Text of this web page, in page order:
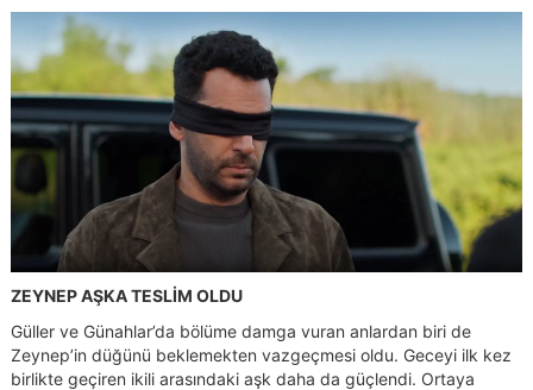
ZEYNEP AŞKA TESLİM OLDU
Güller ve Günahlar’da bölüme damga vuran anlardan biri de
Zeynep’in düğünü beklemekten vazgeçmesi oldu. Geceyi ilk kez
birlikte geçiren ikili arasındaki aşk daha da güçlendi. Ortaya